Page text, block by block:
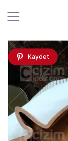
Kaydet